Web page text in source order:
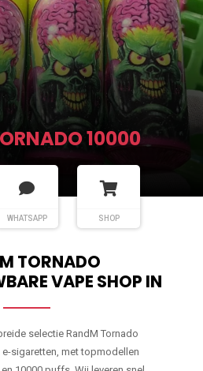
9000
WHATSAPP SHOP
TORNADO
VAPE SHOP IN
selectie RandM Tornado
sigaretten, met topmodellen